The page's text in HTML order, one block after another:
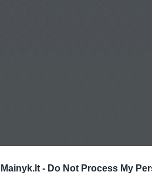
Mainyk.lt - Do Not Process My